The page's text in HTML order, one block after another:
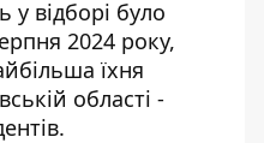
відборі було
2024 року,
їхня
області -